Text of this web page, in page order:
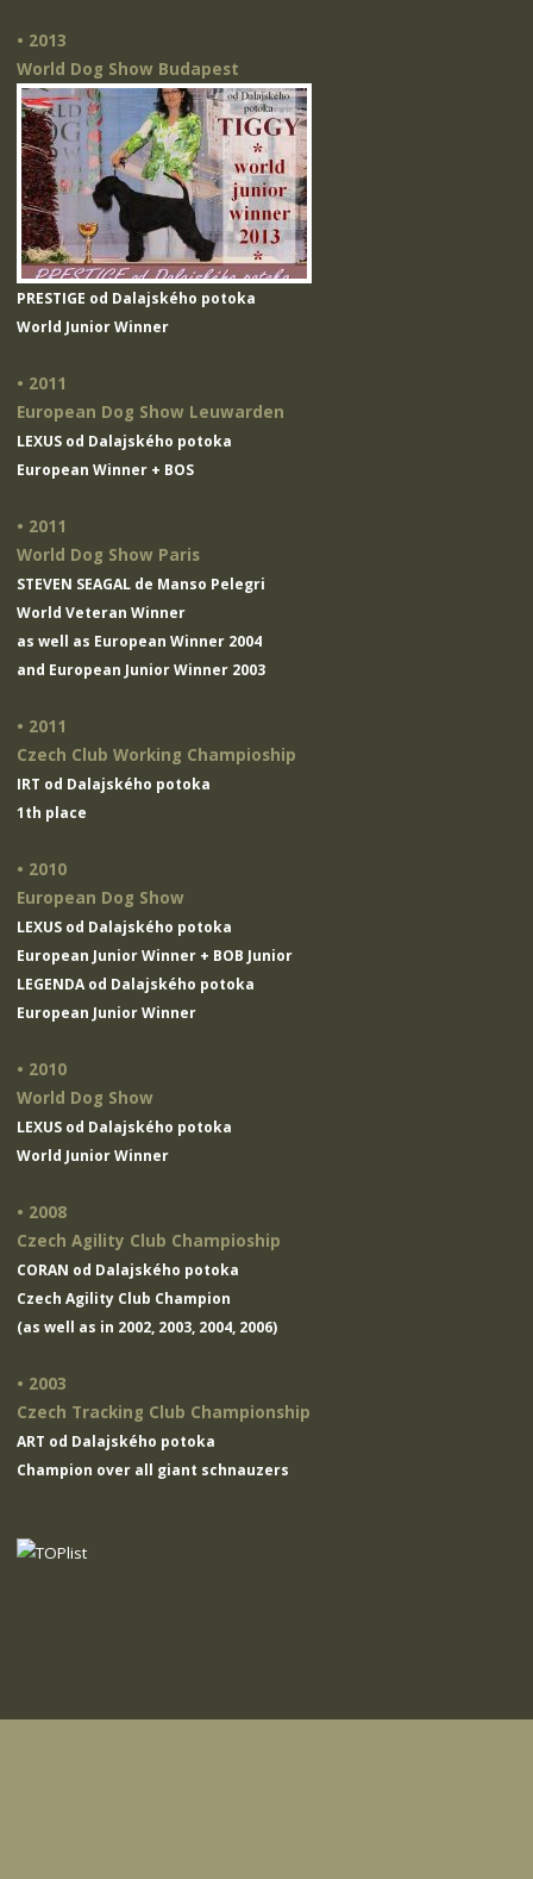
• 2013
World Dog Show Budapest
PRESTIGE od Dalajského potoka
World Junior Winner
• 2011
European Dog Show Leuwarden
LEXUS od Dalajského potoka
European Winner + BOS
• 2011
World Dog Show Paris
STEVEN SEAGAL de Manso Pelegri
World Veteran Winner
as well as European Winner 2004
and European Junior Winner 2003
• 2011
Czech Club Working Champioship
IRT od Dalajského potoka
1th place
• 2010
European Dog Show
LEXUS od Dalajského potoka
European Junior Winner + BOB Junior
LEGENDA od Dalajského potoka
European Junior Winner
• 2010
World Dog Show
LEXUS od Dalajského potoka
World Junior Winner
• 2008
Czech Agility Club Champioship
CORAN od Dalajského potoka
Czech Agility Club Champion
(as well as in 2002, 2003, 2004, 2006)
• 2003
Czech Tracking Club Championship
ART od Dalajského potoka
Champion over all giant schnauzers